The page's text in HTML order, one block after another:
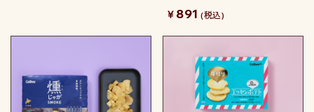
￥891 (税込)